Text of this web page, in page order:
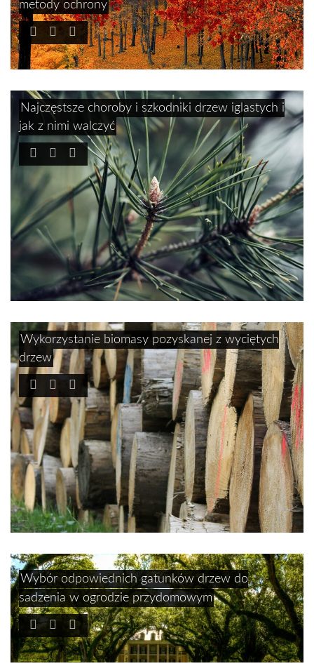
metody ochrony
Najczęstsze choroby i szkodniki drzew iglastych i
jak z nimi walczyć
Wykorzystanie biomasy pozyskanej z wyciętych
drzew
Wybór odpowiednich gatunków drzew do
sadzenia w ogrodzie przydomowym